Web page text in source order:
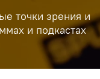
точки зрения и
и подкастах